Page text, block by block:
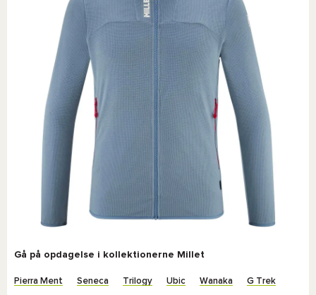
Gå på opdagelse i kollektionerne Millet
Pierra Ment Seneca Trilogy Ubic Wanaka G Trek